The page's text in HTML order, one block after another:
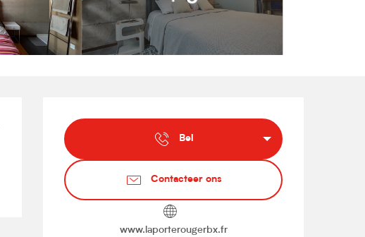
Openingstijden en
Bel
Contacteer ons
www.laporterougerbx.fr